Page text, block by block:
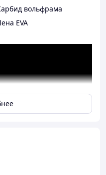
вольфрама
EVA